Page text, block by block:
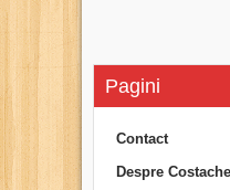
Pagini
Contact
Despre Costachel